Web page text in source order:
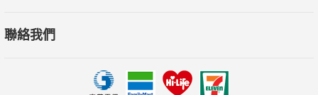
聯絡我們